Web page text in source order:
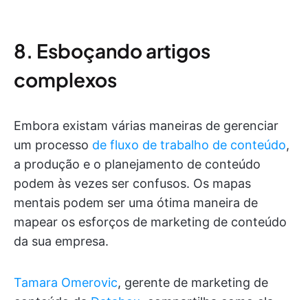
8. Esboçando artigos
complexos
Embora existam várias maneiras de gerenciar
um processo de fluxo de trabalho de conteúdo,
a produção e o planejamento de conteúdo
podem às vezes ser confusos. Os mapas
mentais podem ser uma ótima maneira de
mapear os esforços de marketing de conteúdo
da sua empresa.
Tamara Omerovic, gerente de marketing de